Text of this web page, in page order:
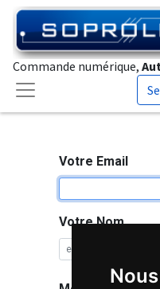
Commande numérique,
Votre Email
Votre Nom